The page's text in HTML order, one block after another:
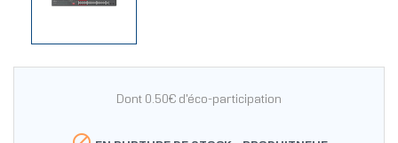
Dont 0.50€ d'éco-participation